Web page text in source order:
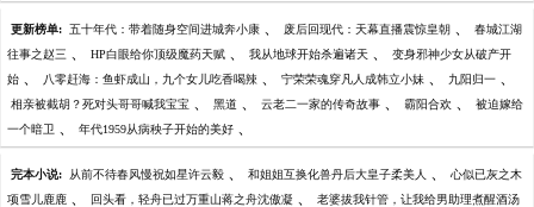
更新榜单: 五十年代：带着随身空间进城奔小康 、 废后回现代：天幕直播震惊皇朝 、 春城江湖
往事之赵三 、 HP白眼给你顶级魔药天赋 、 我从地球开始杀遍诸天 、 变身邪神少女从破产开
始 、 八零赶海：鱼虾成山，九个女儿吃香喝辣 、 宁荣荣魂穿凡人成韩立小妹 、 九阳归一 、
相亲被截胡？死对头哥哥喊我宝宝 、 黑道 、 云老二一家的传奇故事 、 霸阳合欢 、 被迫嫁给
一个暗卫 、 年代1959从病秧子开始的美好 、
完本小说: 从前不待春风慢祝如星许云毅 、 和姐姐互换化兽丹后大皇子柔美人 、 心似已灰之木
项雪儿鹿鹿 、 回头看，轻舟已过万重山蒋之舟沈傲凝 、 老婆拔我针管，让我给男助理煮醒酒汤